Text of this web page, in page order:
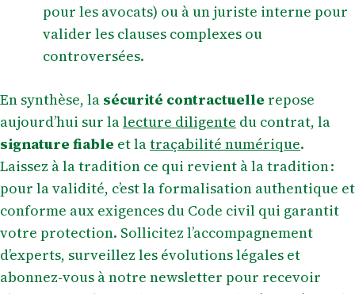
pour les avocats) ou à un juriste interne pour
valider les clauses complexes ou
controversées.
En synthèse, la sécurité contractuelle repose
aujourd’hui sur lalecture diligente du contrat, la
signature fiable et latraçabilité numérique.
Laissez à la tradition ce qui revient à la tradition :
pour la validité, c’est la formalisation authentique et
conforme aux exigences du Code civil qui garantit
votre protection. Sollicitez l’accompagnement
d’experts, surveillez les évolutions légales et
abonnez-vous à notre newsletter pour recevoir